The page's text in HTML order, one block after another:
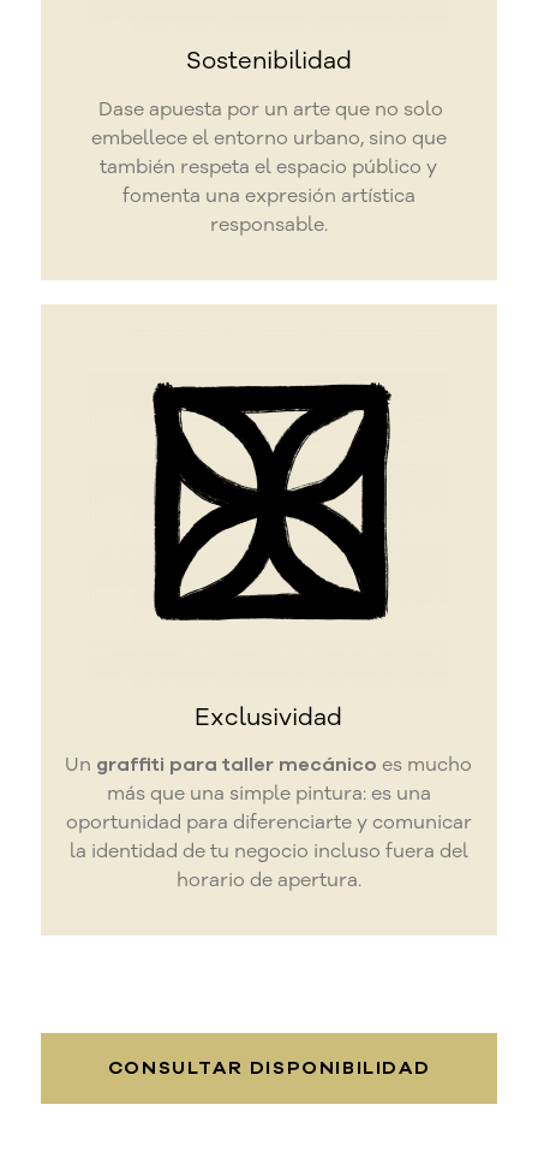
Sostenibilidad
Dase apuesta por un arte que no solo
embellece el entorno urbano, sino que
también respeta el espacio público y
fomenta una expresión artística
responsable.
Exclusividad
Un graffiti para taller mecánicoes mucho
más que una simple pintura: es una
oportunidad para diferenciarte y comunicar
la identidad de tu negocio incluso fuera del
horario de apertura.
CONSULTAR DISPONIBILIDAD